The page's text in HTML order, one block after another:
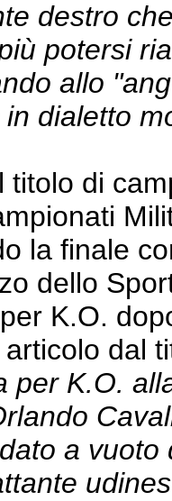
destro
potersi
allo
dialetto
titolo di
la finale
dello
K.O.
dal
per K.O.
a